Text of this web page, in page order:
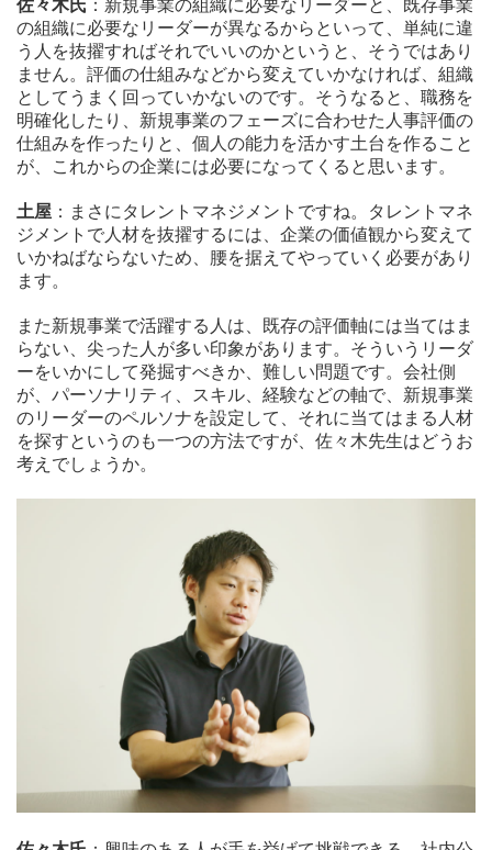
佐々木氏 ：新規事業の組織に必要なリーダーと、既存事業
の組織に必要なリーダーが異なるからといって、単純に違
う人を抜擢すればそれでいいのかというと、そうではあり
ません。評価の仕組みなどから変えていかなければ、組織
としてうまく回っていかないのです。そうなると、職務を
明確化したり、新規事業のフェーズに合わせた人事評価の
仕組みを作ったりと、個人の能力を活かす土台を作ること
が、これからの企業には必要になってくると思います。
土屋 ：まさにタレントマネジメントですね。タレントマネ
ジメントで人材を抜擢するには、企業の価値観から変えて
いかねばならないため、腰を据えてやっていく必要があり
ます。
また新規事業で活躍する人は、既存の評価軸には当てはま
らない、尖った人が多い印象があります。そういうリーダ
ーをいかにして発掘すべきか、難しい問題です。会社側
が、パーソナリティ、スキル、経験などの軸で、新規事業
のリーダーのペルソナを設定して、それに当てはまる人材
を探すというのも一つの方法ですが、佐々木先生はどうお
考えでしょうか。